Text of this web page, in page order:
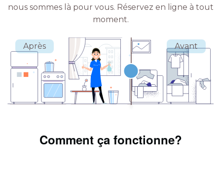
nous sommes là pour vous. Réservez en ligne à tout
moment.
Comment ça fonctionne?